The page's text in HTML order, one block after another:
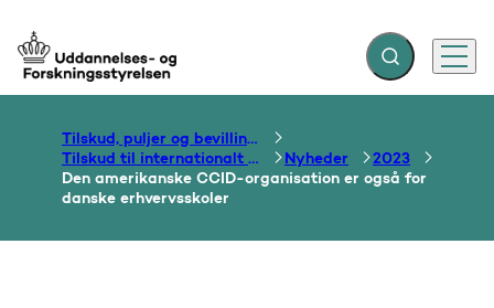
Gå til forsiden Fold søgefelt ud
Menu
Tilskud, puljer og bevillinger
Tilskud til internationalt samarbejde om uddannelse
Nyheder
2023
Den amerikanske CCID-organisation er også for
danske erhvervsskoler